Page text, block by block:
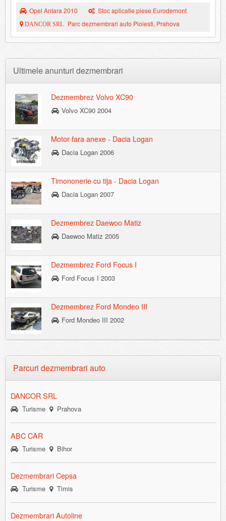
Opel Antara 2010 Stoc aplicatie piese Eurodemont
DANCOR SRL Parc dezmembrari auto Ploiesti, Prahova
Ultimele anunturi dezmembrari
Dezmembrez Volvo XC90
Volvo XC90 2004
Motor fara anexe - Dacia Logan
Dacia Logan 2006
Timononerie cu tija - Dacia Logan
Dacia Logan 2007
Dezmembrez Daewoo Matiz
Daewoo Matiz 2005
Dezmembrez Ford Focus I
Ford Focus I 2003
Dezmembrez Ford Mondeo III
Ford Mondeo III 2002
Parcuri dezmembrari auto
DANCOR SRL
Turisme Prahova
ABC CAR
Turisme Bihor
Dezmembrari Cepsa
Turisme Timis
Dezmembrari Autoline